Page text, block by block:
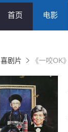
首页 电影
喜剧片 《一咬OK》